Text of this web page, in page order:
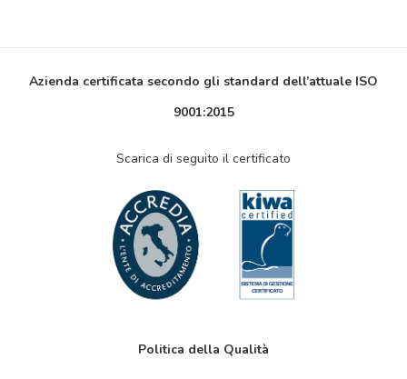
Azienda certificata secondo gli standard dell’attuale ISO
9001:2015
Scarica di seguito il certificato
Politica della Qualità